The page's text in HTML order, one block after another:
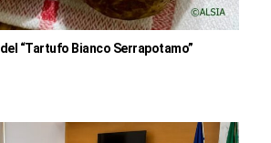
“Tartufo Bianco Serrapotamo”